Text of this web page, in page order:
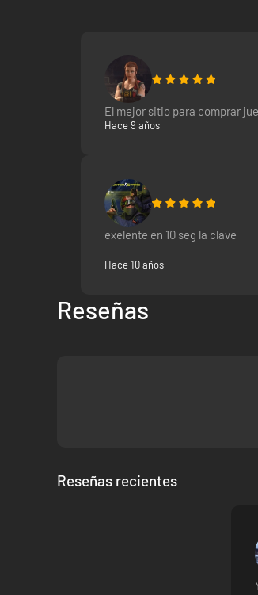
El mejor sitio para comprar
Hace 9 años
exelente en 10 seg la clave
Hace 10 años
Reseñas
Reseñas recientes